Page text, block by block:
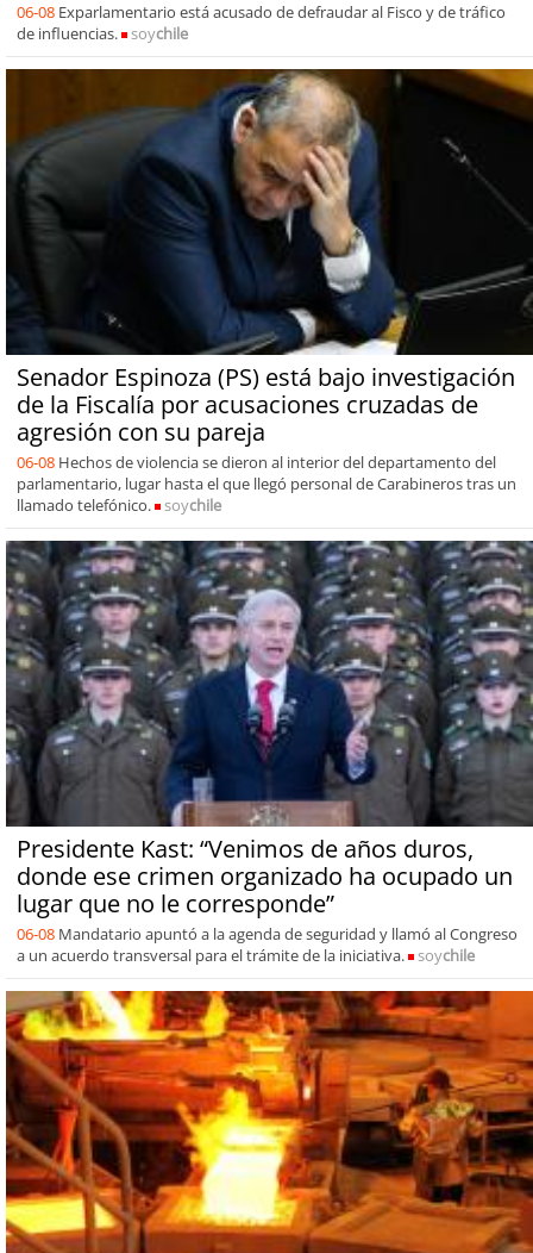
06-08 Exparlamentario está acusado de defraudar al Fisco y de tráfico
de influencias.
soychile
Senador Espinoza (PS) está bajo investigación
de la Fiscalía por acusaciones cruzadas de
agresión con su pareja
06-08 Hechos de violencia se dieron al interior del departamento del
parlamentario, lugar hasta el que llegó personal de Carabineros tras un
llamado telefónico.
soychile
Presidente Kast: “Venimos de años duros,
donde ese crimen organizado ha ocupado un
lugar que no le corresponde”
06-08 Mandatario apuntó a la agenda de seguridad y llamó al Congreso
a un acuerdo transversal para el trámite de la iniciativa.
soychile